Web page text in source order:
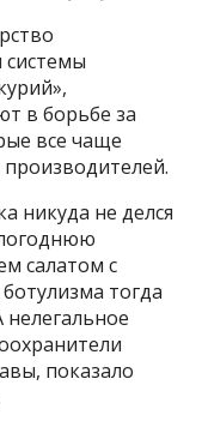
в борьбе за
все чаще
никуда не делся
салатом с
тогда
нелегальное
показало